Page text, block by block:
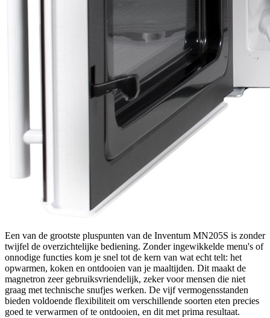
Een van de grootste pluspunten van de Inventum MN205S is zonder
twijfel de overzichtelijke bediening. Zonder ingewikkelde menu's of
onnodige functies kom je snel tot de kern van wat echt telt: het
opwarmen, koken en ontdooien van je maaltijden. Dit maakt de
magnetron zeer gebruiksvriendelijk, zeker voor mensen die niet
graag met technische snufjes werken. De vijf vermogensstanden
bieden voldoende flexibiliteit om verschillende soorten eten precies
goed te verwarmen of te ontdooien, en dit met prima resultaat.